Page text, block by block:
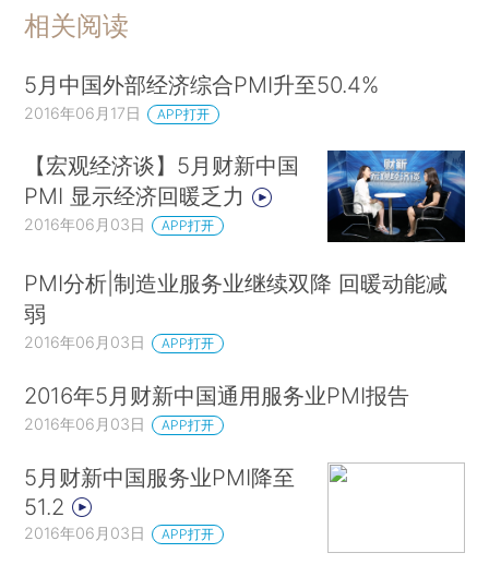
相关阅读
5月中国外部经济综合PMI升至50.4%
2016年06月17日 APP打开
【宏观经济谈】5月财新中国
PMI 显示经济回暖乏力
2016年06月03日 APP打开
PMI分析|制造业服务业继续双降 回暖动能减
弱
2016年06月03日 APP打开
2016年5月财新中国通用服务业PMI报告
2016年06月03日 APP打开
5月财新中国服务业PMI降至
51.2
2016年06月03日 APP打开